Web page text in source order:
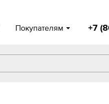
Покупателям +7